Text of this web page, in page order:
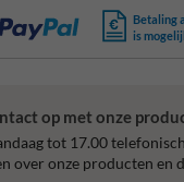
Betaling
is
op met onze
tot 17.00
over onze producten en